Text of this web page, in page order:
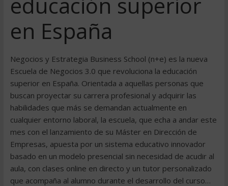
en España
Negocios y Estrategia Business School (n+e) es la nueva
Escuela de Negocios 3.0 que revoluciona la educación
superior en España. Orientada a aquellas personas que
buscan proyectar su carrera profesional y adquirir las
habilidades que más se demandan actualmente en
cualquier entorno laboral, la escuela, que echa a andar este
mes con el lanzamiento de su Máster en Dirección de
Empresas, apuesta por un sistema educativo innovador
basado en un modelo presencial sin necesidad de acudir al
aula, con clases online en directo y un tutor personalizado
que acompaña al alumno durante el desarrollo del curso…